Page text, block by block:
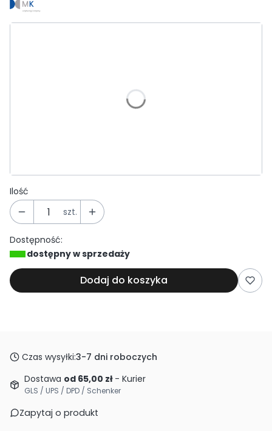
Ilość
szt.
Dostępność:
dostępny w sprzedaży
Dodaj do koszyka
Czas wysyłki:3-7 dni roboczych
Dostawa od 65,00 zł - Kurier
GLS / UPS / DPD / Schenker
Zapytaj o produkt